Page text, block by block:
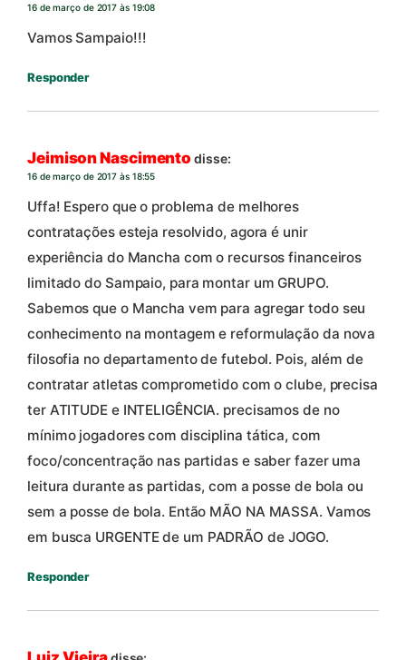
16 de março de 2017 às 19:08
Vamos Sampaio!!!
Responder
Jeimison Nascimento disse:
16 de março de 2017 às 18:55
Uffa! Espero que o problema de melhores
contratações esteja resolvido, agora é unir
experiência do Mancha com o recursos financeiros
limitado do Sampaio, para montar um GRUPO.
Sabemos que o Mancha vem para agregar todo seu
conhecimento na montagem e reformulação da nova
filosofia no departamento de futebol. Pois, além de
contratar atletas comprometido com o clube, precisa
ter ATITUDE e INTELIGÊNCIA. precisamos de no
mínimo jogadores com disciplina tática, com
foco/concentração nas partidas e saber fazer uma
leitura durante as partidas, com a posse de bola ou
sem a posse de bola. Então MÃO NA MASSA. Vamos
em busca URGENTE de um PADRÃO de JOGO.
Responder